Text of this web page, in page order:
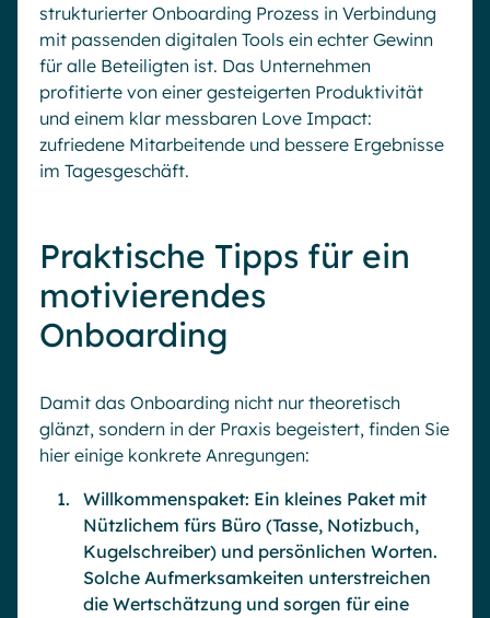
strukturierter Onboarding Prozess in Verbindung
mit passenden digitalen Tools ein echter Gewinn
für alle Beteiligten ist. Das Unternehmen
profitierte von einer gesteigerten Produktivität
und einem klar messbaren Love Impact:
zufriedene Mitarbeitende und bessere Ergebnisse
im Tagesgeschäft.
Praktische Tipps für ein
motivierendes
Onboarding
Damit das Onboarding nicht nur theoretisch
glänzt, sondern in der Praxis begeistert, finden Sie
hier einige konkrete Anregungen:
Willkommenspaket: Ein kleines Paket mit
Nützlichem fürs Büro (Tasse, Notizbuch,
Kugelschreiber) und persönlichen Worten.
Solche Aufmerksamkeiten unterstreichen
die Wertschätzung und sorgen für eine